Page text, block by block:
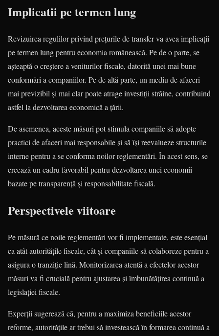
Implicatii pe termen lung
Revizuirea regulilor privind prețurile de transfer va avea implicații
pe termen lung pentru economia românească. Pe de o parte, se
așteaptă o creștere a veniturilor fiscale, datorită unei mai bune
conformări a companiilor. Pe de altă parte, un mediu de afaceri
mai previzibil și mai clar poate atrage investiții străine, contribuind
astfel la dezvoltarea economică a țării.
De asemenea, aceste măsuri pot stimula companiile să adopte
practici de afaceri mai responsabile și să își reevalueze structurile
interne pentru a se conforma noilor reglementări. În acest sens, se
creează un cadru favorabil pentru dezvoltarea unei economii
bazate pe transparență și responsabilitate fiscală.
Perspectivele viitoare
Pe măsură ce noile reglementări vor fi implementate, este esențial
ca atât autoritățile fiscale, cât și companiile să colaboreze pentru a
asigura o tranziție lină. Monitorizarea atentă a efectelor acestor
măsuri va fi crucială pentru ajustarea și îmbunătățirea continuă a
legislației fiscale.
Experții sugerează că, pentru a maximiza beneficiile acestor
reforme, autoritățile ar trebui să investească în formarea continuă a